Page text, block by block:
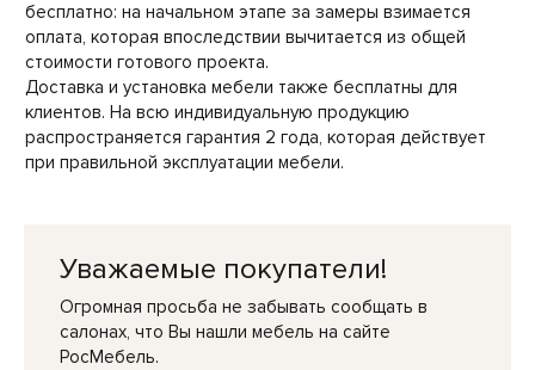
бесплатно: на начальном этапе за замеры взимается
оплата, которая впоследствии вычитается из общей
стоимости готового проекта.
Доставка и установка мебели также бесплатны для
клиентов. На всю индивидуальную продукцию
распространяется гарантия 2 года, которая действует
при правильной эксплуатации мебели.
Уважаемые покупатели!
Огромная просьба не забывать сообщать в
салонах, что Вы нашли мебель на сайте
РосМебель.